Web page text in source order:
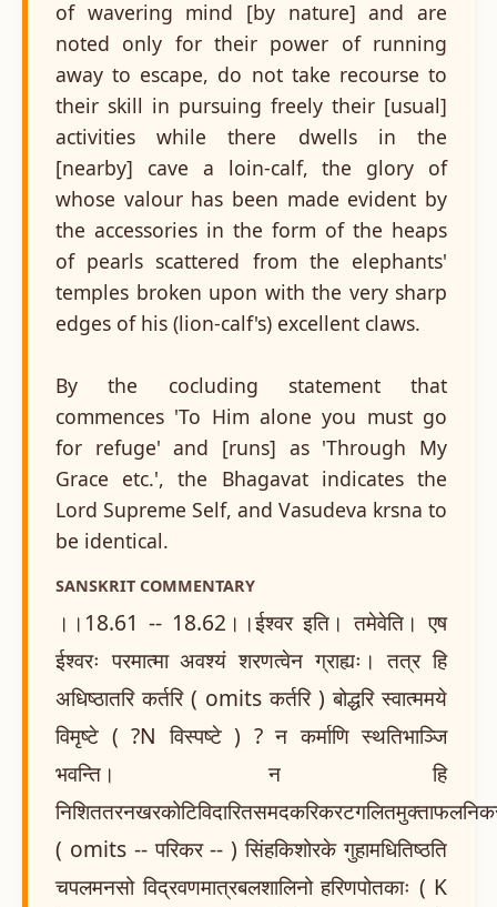
of wavering mind [by nature] and are
noted only for their power of running
away to escape, do not take recourse to
their skill in pursuing freely their [usual]
activities while there dwells in the
[nearby] cave a loin-calf, the glory of
whose valour has been made evident by
the accessories in the form of the heaps
of pearls scattered from the elephants'
temples broken upon with the very sharp
edges of his (lion-calf's) excellent claws.
By the cocluding statement that
commences 'To Him alone you must go
for refuge' and [runs] as 'Through My
Grace etc.', the Bhagavat indicates the
Lord Supreme Self, and Vasudeva krsna to
be identical.
SANSKRIT COMMENTARY
।।18.61 -- 18.62।।ईश्वर इति। तमेवेति। एष
ईश्वरः परमात्मा अवश्यं शरणत्वेन ग्राह्यः। तत्र हि
अधिष्ठातरि कर्तरि ( omits कर्तरि ) बोद्धरि स्वात्ममये
विमृष्टे ( ?N विस्पष्टे ) ? न कर्माणि स्थतिभाञ्जि
भवन्ति। न हि
( omits -- परिकर -- ) सिंहकिशोरके गुहामधितिष्ठति
चपलमनसो विद्रवणमात्रबलशालिनो हरिणपोतकाः ( K